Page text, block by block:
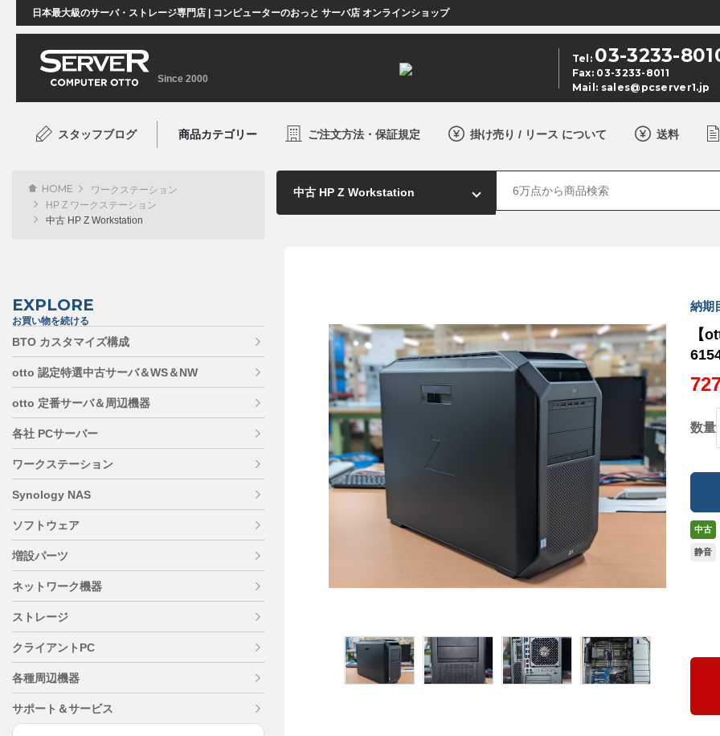
日本最大級のサーバ・ストレージ専門店 | コンピューターのおっと サーバ店 オンラインショップ
Since 2000
Tel: 03-3233-
Fax: 03-3233-8011
Mail: sales@pcserver1.jp
スタッフブログ 商品カテゴリー ご注文方法・保証規定 掛け売り / リース について 送料
納期
【
数量
中古
静音
HOME
ワークステーション
HP Z ワークステーション
中古 HP Z Workstation
EXPLORE
お買い物を続ける
BTO カスタマイズ構成
otto 認定特選中古サーバ＆WS＆NW
otto 定番サーバ＆周辺機器
各社 PCサーバー
ワークステーション
Synology NAS
ソフトウェア
増設パーツ
ネットワーク機器
ストレージ
クライアントPC
各種周辺機器
サポート＆サービス